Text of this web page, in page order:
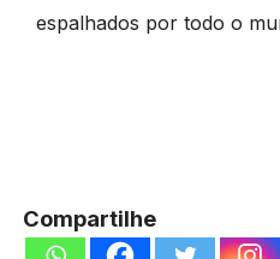
espalhados por todo o
Compartilhe